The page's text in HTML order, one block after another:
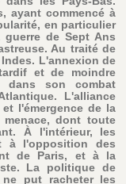
ayant commencé à
en particulier
de Sept Ans
Au traité de
L'annexion de
et de moindre
dans son combat
L'alliance
l'émergence de la
dont toute
À l'intérieur, les
à l'opposition des
de Paris, et à la
La politique de
ne put racheter les